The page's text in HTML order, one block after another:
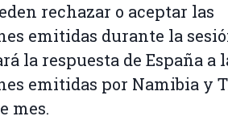
rechazar o aceptar las
emitidas durante la
la respuesta de España a
emitidas por Namibia y
mes.